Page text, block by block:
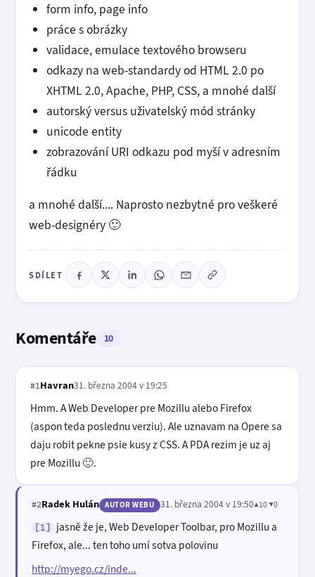
form info, page info
práce s obrázky
validace, emulace textového browseru
odkazy na web-standardy od HTML 2.0 po
XHTML 2.0, Apache, PHP, CSS, a mnohé další
autorský versus uživatelský mód stránky
unicode entity
zobrazování URI odkazu pod myší v adresním
řádku
a mnohé další.... Naprosto nezbytné pro veškeré
web-designéry 🙂
SDÍLET
Komentáře 10
#1Havran31. března 2004 v 19:25
Hmm. A Web Developer pre Mozillu alebo Firefox
(aspon teda poslednu verziu). Ale uznavam na Opere sa
daju robit pekne psie kusy z CSS. A PDA rezim je uz aj
pre Mozillu 🙂.
#2Radek Hulán AUTOR WEBU 31. března 2004 v 19:50▲10 ▼0
[1]
jasně že je, Web Developer Toolbar, pro Mozillu a
Firefox, ale... ten toho umí sotva polovinu
http://myego.cz/inde...